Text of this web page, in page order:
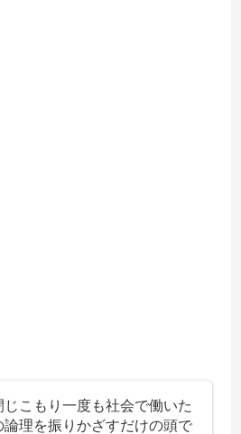
こもり一度も社会で働いた
理を振りかざすだけの頭で